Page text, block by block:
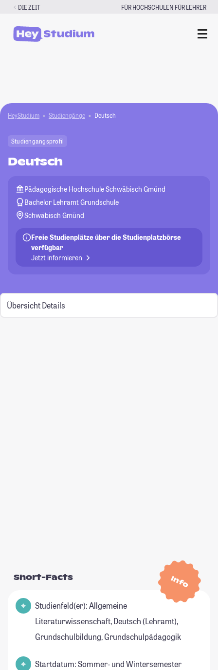
Zum
springen
DIE ZEIT FÜR HOCHSCHULEN|FÜR LEHRER
HeyStudium Studiengänge Deutsch
Studiengangsprofil
Deutsch
Pädagogische Hochschule Schwäbisch Gmünd
Bachelor Lehramt Grundschule
Schwäbisch Gmünd
Freie Studienplätze über die Studienplatzbörse
verfügbar
Jetzt informieren
Übersicht Details
Info
Short-Facts
Studienfeld(er): Allgemeine
Literaturwissenschaft, Deutsch (Lehramt),
Grundschulbildung, Grundschulpädagogik
Startdatum: Sommer- und Wintersemester